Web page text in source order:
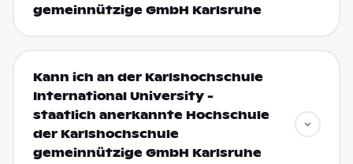
gemeinnützige GmbH Karlsruhe
Kann ich an der Karlshochschule
International University -
staatlich anerkannte Hochschule
der Karlshochschule
gemeinnützige GmbH Karlsruhe